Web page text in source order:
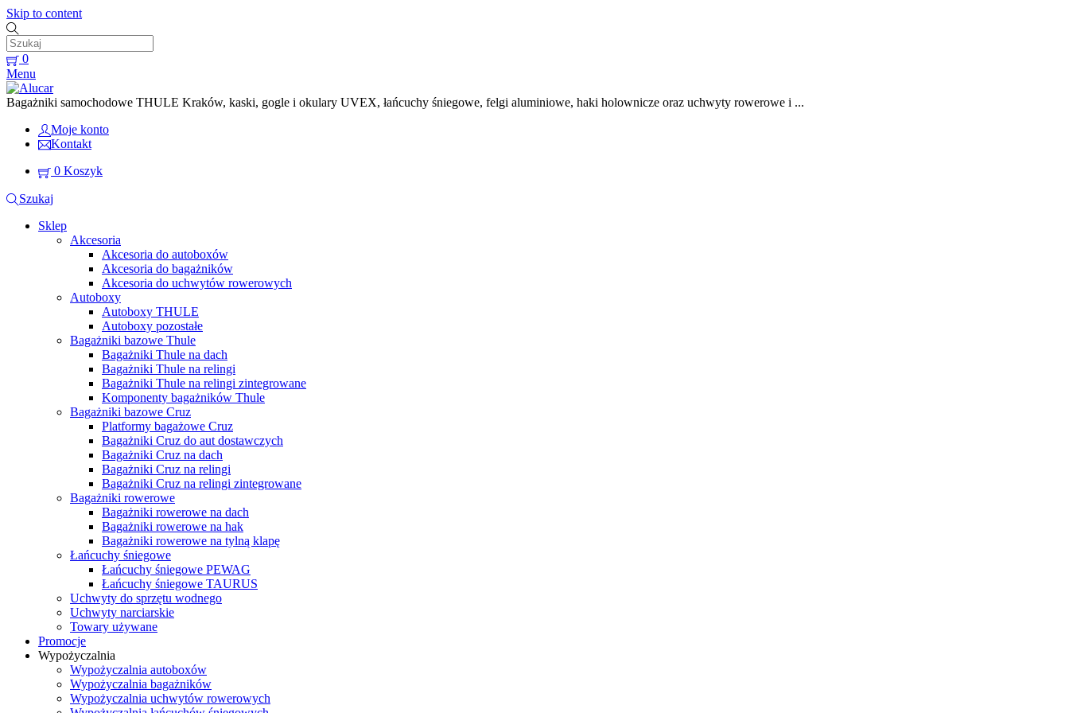
Skip to content
0
Menu
Bagażniki samochodowe THULE Kraków, kaski, gogle i okulary UVEX, łańcuchy śniegowe, felgi aluminiowe, haki holownicze oraz uchwyty rowerowe i ...
Moje konto
Kontakt
0 Koszyk
Szukaj
Sklep
Akcesoria
Akcesoria do autoboxów
Akcesoria do bagażników
Akcesoria do uchwytów rowerowych
Autoboxy
Autoboxy THULE
Autoboxy pozostałe
Bagażniki bazowe Thule
Bagażniki Thule na dach
Bagażniki Thule na relingi
Bagażniki Thule na relingi zintegrowane
Komponenty bagażników Thule
Bagażniki bazowe Cruz
Platformy bagażowe Cruz
Bagażniki Cruz do aut dostawczych
Bagażniki Cruz na dach
Bagażniki Cruz na relingi
Bagażniki Cruz na relingi zintegrowane
Bagażniki rowerowe
Bagażniki rowerowe na dach
Bagażniki rowerowe na hak
Bagażniki rowerowe na tylną klapę
Łańcuchy śniegowe
Łańcuchy śniegowe PEWAG
Łańcuchy śniegowe TAURUS
Uchwyty do sprzętu wodnego
Uchwyty narciarskie
Towary używane
Promocje
Wypożyczalnia
Wypożyczalnia autoboxów
Wypożyczalnia bagażników
Wypożyczalnia uchwytów rowerowych